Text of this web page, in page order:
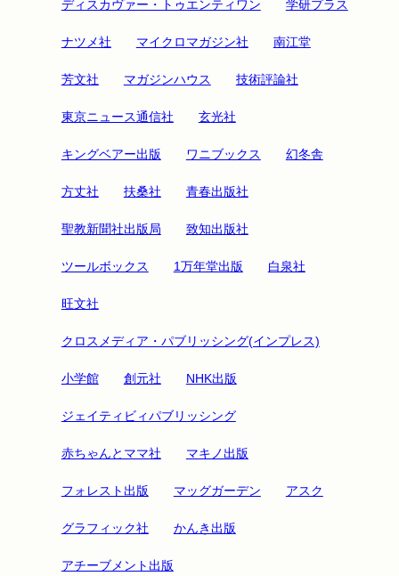
ディスカヴァー・トゥエンティワン 学研プラス
ナツメ社 マイクロマガジン社 南江堂
芳文社 マガジンハウス 技術評論社
東京ニュース通信社 玄光社
キングベアー出版 ワニブックス 幻冬舎
方丈社 扶桑社 青春出版社
聖教新聞社出版局 致知出版社
ツールボックス 1万年堂出版 白泉社
旺文社
クロスメディア・パブリッシング(インプレス)
小学館 創元社 NHK出版
ジェイティビィパブリッシング
赤ちゃんとママ社 マキノ出版
フォレスト出版 マッグガーデン アスク
グラフィック社 かんき出版
アチーブメント出版